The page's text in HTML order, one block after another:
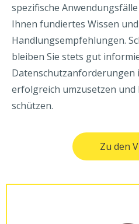
spezifische
Ihnen fundiertes Wissen
Handlungsempfehlungen.
bleiben Sie stets gut
Datenschutzanforderungen
erfolgreich umzusetzen
schützen.
Zu den